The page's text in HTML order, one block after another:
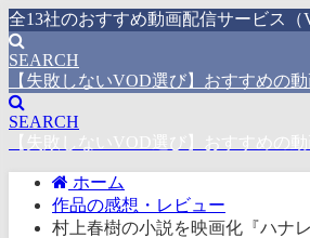
全13社のおすすめ動画配信サービス
SEARCH
【失敗しないVOD選び】おすすめの
SEARCH
【失敗しないVOD選び】おすすめの
ホーム
作品の感想・レビュー
村上春樹の小説を映画化『ハナ